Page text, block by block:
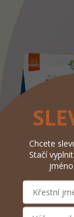
Chcete
Stačí